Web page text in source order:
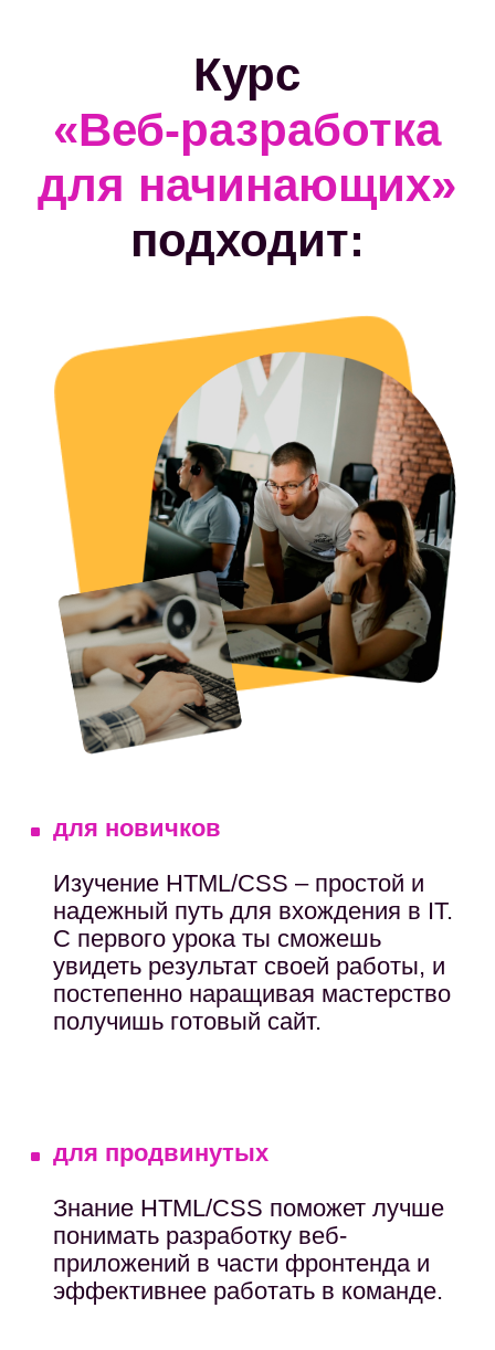
НАЧАТЬ УЧИТЬСЯ СЕЙЧАС
Знание HTML/CSS поможет лучше
понимать разработку веб-
приложений в части фронтенда и
эффективнее работать в команде.
для дизайнеров
Если ты занимаешься WEB-
позволит работать в команде
профессионалов.
Как проходит обучение
г. Кемерово, пер. Бакинский, 15
Воскресенье
На протяжении всего обучения вас
сопровождают ассистенты
преподавателя и тьютор
Четверг
19:00
онлайн-разбор ДЗ с
преподавателем
онлайн-лекция
19:00
Soft Skills?
Почему мы преподаем